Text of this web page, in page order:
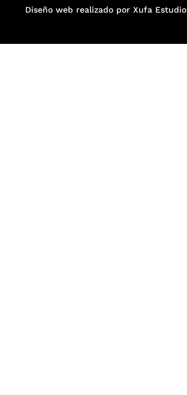
Diseño web realizado por Xufa Estudio